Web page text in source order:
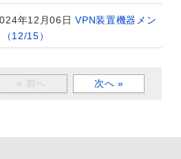
年12月06日 VPN装置機器メン
12/15）
« 前へ 次へ »